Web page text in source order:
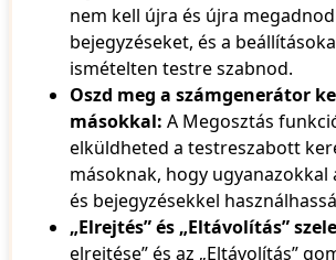
nem kell újra és újra
bejegyzéseket, és a
ismételten testre szabnod.
Oszd meg a számgenerátor
másokkal: A Megosztás
elküldheted a testreszabott
másoknak, hogy ugyanazokkal
és bejegyzésekkel
„Elrejtés” és „Eltávolítás”
elrejtése” és az „Eltávolítás”